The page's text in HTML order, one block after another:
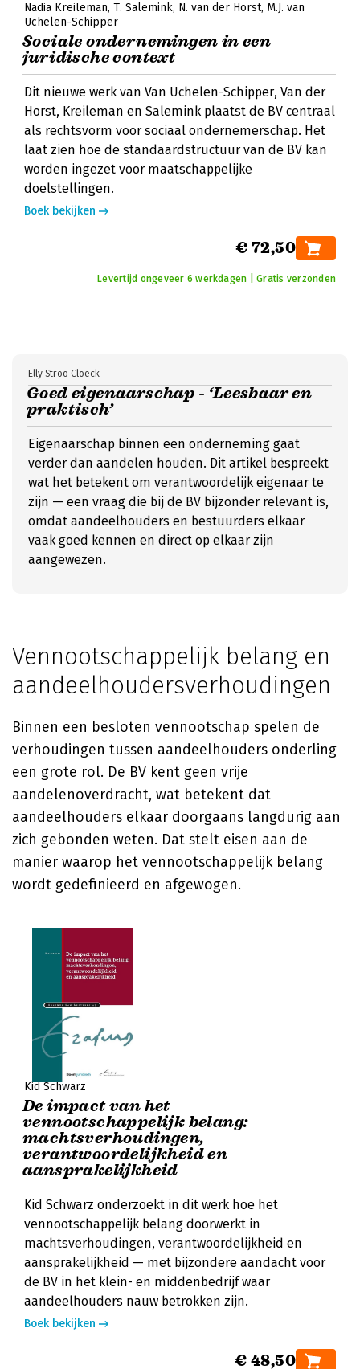
Nadia Kreileman T. Salemink N. van der Horst M.J. van
Uchelen-Schipper
Sociale ondernemingen in een
juridische context
Dit nieuwe werk van Van Uchelen-Schipper, Van der
Horst, Kreileman en Salemink plaatst de BV centraal
als rechtsvorm voor sociaal ondernemerschap. Het
laat zien hoe de standaardstructuur van de BV kan
worden ingezet voor maatschappelijke
doelstellingen.
Boek bekijken
€ 72,50
Levertijd ongeveer 6 werkdagen | Gratis verzonden
Goed eigenaarschap - ‘Leesbaar en
praktisch’
Elly Stroo Cloeck
Eigenaarschap binnen een onderneming gaat
verder dan aandelen houden. Dit artikel bespreekt
wat het betekent om verantwoordelijk eigenaar te
zijn — een vraag die bij de BV bijzonder relevant is,
omdat aandeelhouders en bestuurders elkaar
vaak goed kennen en direct op elkaar zijn
aangewezen.
Vennootschappelijk belang en
aandeelhoudersverhoudingen
Binnen een besloten vennootschap spelen de
verhoudingen tussen aandeelhouders onderling
een grote rol. De BV kent geen vrije
aandelenoverdracht, wat betekent dat
aandeelhouders elkaar doorgaans langdurig aan
zich gebonden weten. Dat stelt eisen aan de
manier waarop het vennootschappelijk belang
wordt gedefinieerd en afgewogen.
Kid Schwarz
De impact van het
vennootschappelijk belang:
machtsverhoudingen,
verantwoordelijkheid en
aansprakelijkheid
Kid Schwarz onderzoekt in dit werk hoe het
vennootschappelijk belang doorwerkt in
machtsverhoudingen, verantwoordelijkheid en
aansprakelijkheid — met bijzondere aandacht voor
de BV in het klein- en middenbedrijf waar
aandeelhouders nauw betrokken zijn.
Boek bekijken
€ 48,50